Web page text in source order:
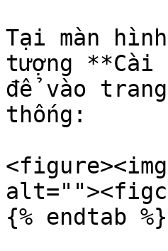
Tại màn
tượng
để vào
thống:
{% endtab %}